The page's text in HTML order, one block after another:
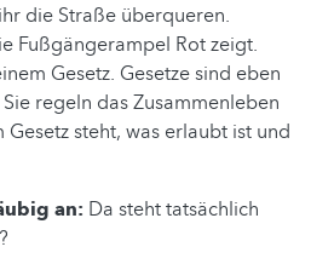
die Straße überqueren.
Fußgängerampel Rot zeigt.
Gesetz. Gesetze sind eben
regeln das Zusammenleben
steht, was erlaubt ist und
an: Da steht tatsächlich